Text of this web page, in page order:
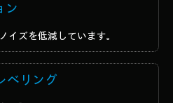
ン
イズを低減しています。
ベリング